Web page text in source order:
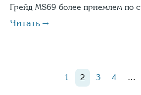
Грейд MS69 более приемлем по
Читать
1 2 3 4 …